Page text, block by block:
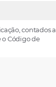
contados a
o Código de